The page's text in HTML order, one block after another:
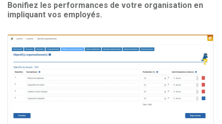
Bonifiez les performances de votre organisation en
impliquant vos employés.